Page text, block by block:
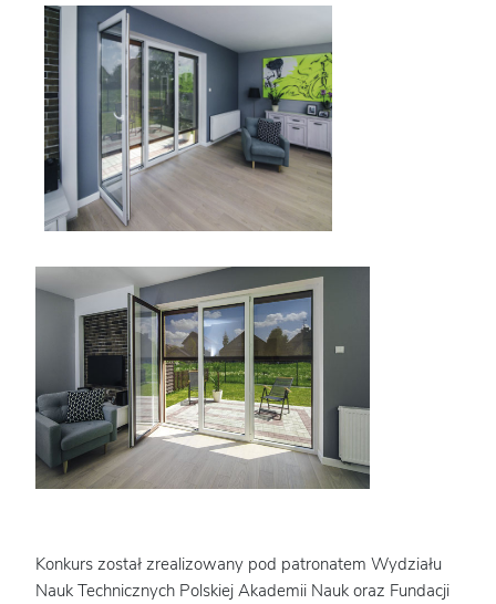
Konkurs został zrealizowany pod patronatem Wydziału
Nauk Technicznych Polskiej Akademii Nauk oraz Fundacji